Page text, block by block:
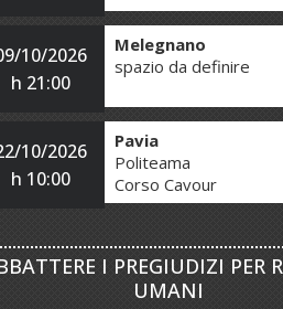
10/2026
h 21:00
Melegnano
spazio da definire
10/2026
h 10:00
Pavia
Politeama
Corso Cavour
I PREGIUDIZI PER
UMANI